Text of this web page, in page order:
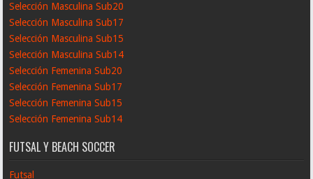
Selección Masculina Sub20
Selección Masculina Sub17
Selección Masculina Sub15
Selección Masculina Sub14
Selección Femenina Sub20
Selección Femenina Sub17
Selección Femenina Sub15
Selección Femenina Sub14
FUTSAL Y BEACH SOCCER
Futsal